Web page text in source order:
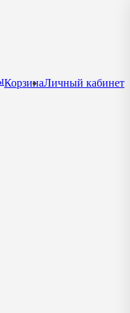
КорзинаЛичный кабинет